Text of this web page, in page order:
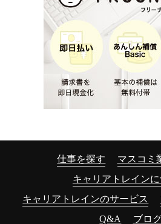
仕事を探す
マスコミ
キャリアトレイン
キャリアトレインのサービス
Q&A
ブロ